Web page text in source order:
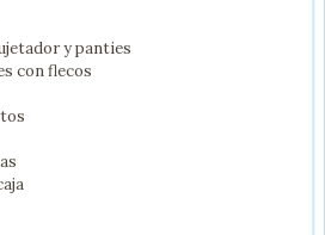
y panties
con flecos